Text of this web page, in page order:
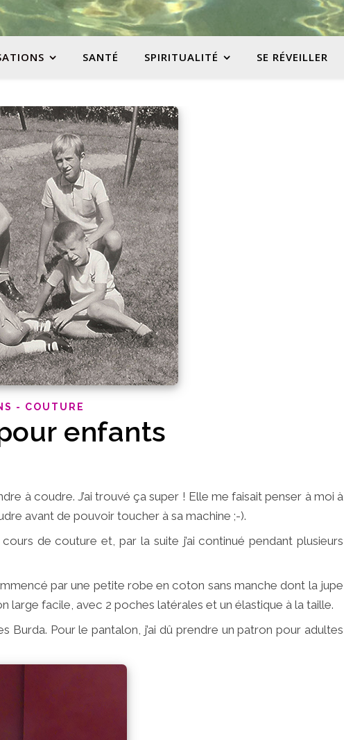
SANTÉ SPIRITUALITÉ SE RÉVEILLER
- COUTURE
enfants
à coudre. J’ai trouvé ça super ! Elle me faisait penser à moi à
avant de pouvoir toucher à sa machine ;-).
de couture et, par la suite j’ai continué pendant plusieurs
par une petite robe en coton sans manche dont la jupe
large facile, avec 2 poches latérales et un élastique à la taille.
Burda. Pour le pantalon, j’ai dû prendre un patron pour adultes